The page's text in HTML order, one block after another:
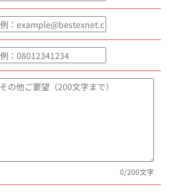
0/200文字